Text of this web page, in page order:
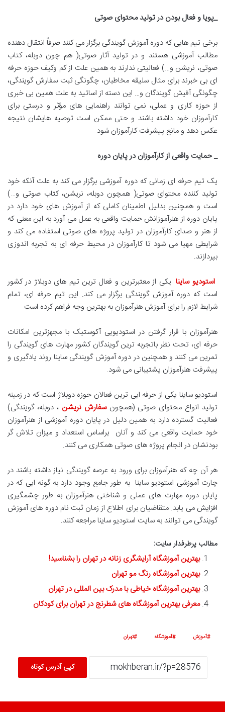
_پویا و فعال بودن در تولید محتوای صوتی
برخی تیم هایی که دوره آموزش گویندگی برگزار می کنند صرفاً انتقال دهنده
مطالب آموزشی هستند و در تولید آثار صوتی( هم چون دوبله، کتاب
صوتی، نریشن و…) فعالیتی ندارند به همین علت از کم وکیف حوزه حرفه
ای بی خبرند برای مثال سلیقه مخاطبان، چگونگی ثبت سفارش گویندگی،
چگونگی آفیش گویندگان و… این دسته از اساتید به علت همین بی خبری
از حوزه کاری و عملی، نمی توانند راهنمایی های مؤثر و درستی برای
کارآموزان خود داشته باشند و حتی ممکن است توصیه هایشان نتیجه
عکس دهد و مانع پیشرفت کارآموزان شود.
_ حمایت واقعی از کارآموزان در پایان دوره
یک تیم حرفه ای زمانی که دوره آموزشی برگزار می کند به علت آنکه خود
تولید کننده محتوای صوتی( همچون دوبله، نریشن، کتاب صوتی و…)
است و همچنین بدلیل اطمینان کاملی که از آموزش های خود دارد در
پایان دوره از هنرآموزانش حمایت واقعی به عمل می آورد به این معنی که
از هنر و صدای کارآموزان در تولید پروژه های صوتی استفاده می کند و
شرایطی مهیا می شود تا کارآموزان در محیط حرفه ای به تجربه اندوزی
بپردازند.
استودیو ساینایکی از معتبرترین و فعال ترین تیم های دوبلاژ در کشور
است که دوره آموزش گویندگی برگزار می کند. این تیم حرفه ای، تمام
شرایط لازم را برای آموزش هنرآموزان به بهترین وجه فراهم کرده است.
هنرآموزان با قرار گرفتن در استودیویی آکوستیک با مجهزترین امکانات
حرفه ای، تحت نظر باتجربه ترین گویندگان کشور مهارت های گویندگی را
تمرین می کنند و همچنین در دوره آموزش گویندگی ساینا روند یادگیری و
پیشرفت هنرآموزان پشتیبانی می شود.
استودیو ساینا یکی از حرفه ایی ترین فعالان حوزه دوبلاژ است که در زمینه
تولید انواع محتوای صوتی (همچونسفارش نریشن ، دوبله، گویندگی)
فعالیت گسترده دارد به همین دلیل در پایان دوره آموزشی از هنرآموزان
خود حمایت واقعی می کند و آنان براساس استعداد و میزان تلاش گر
بودنشان در انجام پروژه های صوتی همکاری می کنند.
هر آن چه که هنرآموزان برای ورود به عرصه گویندگی نیاز داشته باشند در
چارت آموزشی استودیو ساینا به طور جامع وجود دارد به گونه ایی که در
پایان دوره مهارت های عملی و شناختی هنرآموزان به طور چشمگیری
افزایش می یابد. متقاضیان برای اطلاع از زمان ثبت نام دوره های آموزش
گویندگی می توانند به سایت استودیو ساینا مراجعه کنند.
مطالب پرطرفدار سایت:
بهترین آموزشگاه آرایشگری زنانه در تهران را بشناسید!
بهترین آموزشگاه رنگ مو تهران
بهترین آموزشگاه خیاطی با مدرک بین المللی در تهران
معرفی بهترین آموزشگاه های شطرنج در تهران برای کودکان
آموزش آموزشگاه تهران
کپی آدرس کوتاه